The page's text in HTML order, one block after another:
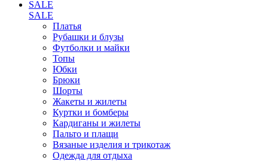
SALE
SALE
Платья
Рубашки и блузы
Футболки и майки
Топы
Юбки
Брюки
Шорты
Жакеты и жилеты
Куртки и бомберы
Кардиганы и жилеты
Пальто и плащи
Вязаные изделия и трикотаж
Одежда для отдыха